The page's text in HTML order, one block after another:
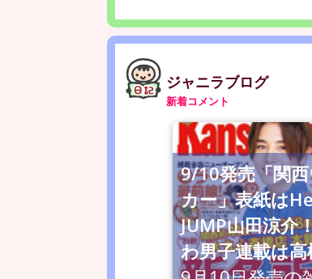
ジャニラブログ
新着コメント
9/10発売「関
カー」表紙は
JUMP山田涼介
わ男子連載は